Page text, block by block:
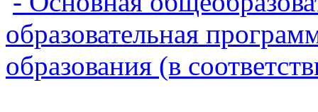
образовательная
образования (в